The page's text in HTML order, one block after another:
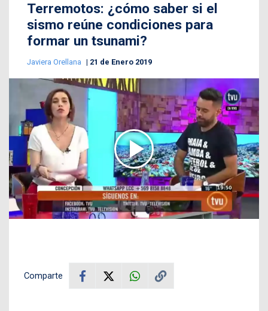
Terremotos: ¿cómo saber si el
sismo reúne condiciones para
formar un tsunami?
Javiera Orellana 21 de Enero 2019
Comparte